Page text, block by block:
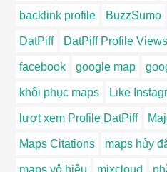
backlink profile BuzzSumo
DatPiff DatPiff Profile Views
facebook google map
khôi phục maps Like
lượt xem Profile DatPiff
Maps Citations maps hủy
maps vô hiệu mixcloud